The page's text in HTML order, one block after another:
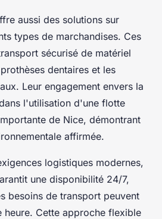
aussi des solutions sur
types de marchandises. Ces
sécurisé de matériel
dentaires et les
Leur engagement envers la
l'utilisation d'une flotte
de Nice, démontrant
affirmée.
logistiques modernes,
une disponibilité 24/7,
besoins de transport peuvent
heure. Cette approche flexible